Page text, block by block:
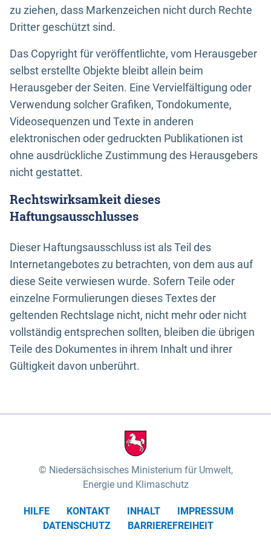
zu ziehen, dass Markenzeichen nicht durch Rechte
Dritter geschützt sind.
Das Copyright für veröffentlichte, vom Herausgeber
selbst erstellte Objekte bleibt allein beim
Herausgeber der Seiten. Eine Vervielfältigung oder
Verwendung solcher Grafiken, Tondokumente,
Videosequenzen und Texte in anderen
elektronischen oder gedruckten Publikationen ist
ohne ausdrückliche Zustimmung des Herausgebers
nicht gestattet.
Rechtswirksamkeit dieses
Haftungsausschlusses
Dieser Haftungsausschluss ist als Teil des
Internetangebotes zu betrachten, von dem aus auf
diese Seite verwiesen wurde. Sofern Teile oder
einzelne Formulierungen dieses Textes der
geltenden Rechtslage nicht, nicht mehr oder nicht
vollständig entsprechen sollten, bleiben die übrigen
Teile des Dokumentes in ihrem Inhalt und ihrer
Gültigkeit davon unberührt.
Niedersächsisches Ministerium für Umwelt,
Energie und Klimaschutz
HILFE KONTAKT INHALT
IMPRESSUM
DATENSCHUTZ
BARRIEREFREIHEIT